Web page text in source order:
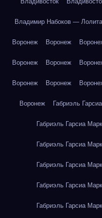
Владимир Набоков — Лолита
Воронеж Воронеж
Воронеж Воронеж
Воронеж Воронеж
Воронеж Габриэль
Габриэль Гарсиа
Габриэль Гарсиа
Габриэль Гарсиа
Габриэль Гарсиа
Габриэль Гарсиа